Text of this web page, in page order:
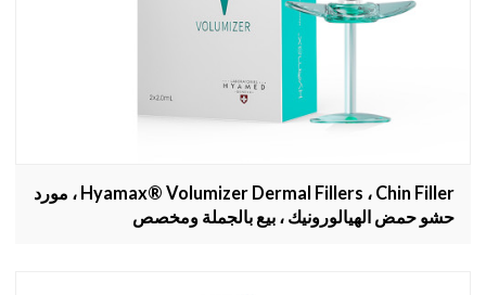
Hyamax® Volumizer Dermal Fillers ، Chin Filler ، مورد
حشو حمض الهيالورونيك ، بيع بالجملة ومخصص